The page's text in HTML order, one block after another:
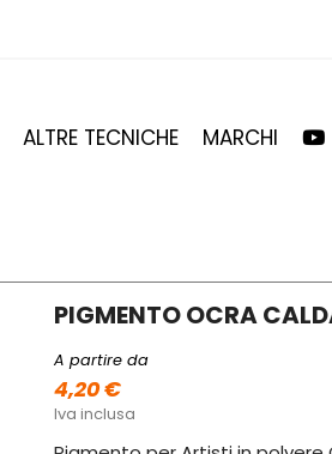
ALTRE TECNICHE MARCHI
PIGMENTO OCRA
A partire da
4,20 €
Iva inclusa